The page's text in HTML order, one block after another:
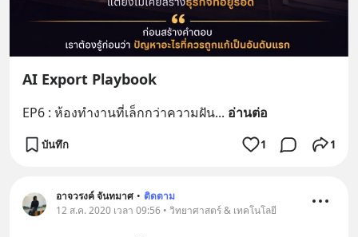
AI Export Playbook
EP6 : ห้องทำงานที่เล็กกว่าความฝัน... อ่านต่อ
บันทึก 1 1
อาจวรงค์ จันทมาศ • ติดตาม
12 ส.ค. 2020 เวลา 09:56 • วิทยาศาสตร์ & เทคโนโลยี